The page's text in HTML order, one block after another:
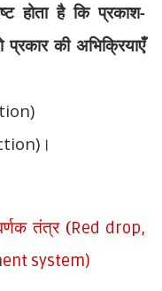
होता है कि प्रकाश-
की अभिक्रियाएँ
।
तंत्र (Red drop,
system)